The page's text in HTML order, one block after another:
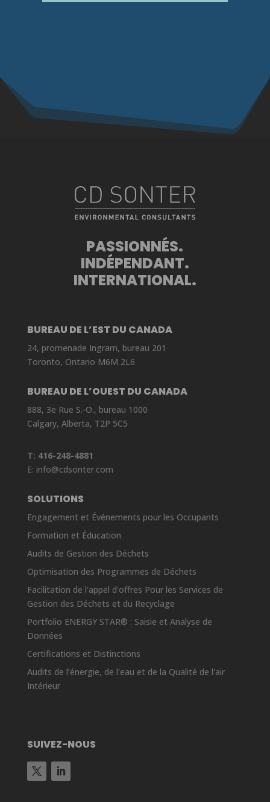
PASSIONNÉS.
INDÉPENDANT.
INTERNATIONAL.
BUREAU DE L’EST DU CANADA
24, promenade Ingram, bureau 201
Toronto, Ontario M6M 2L6
BUREAU DE L’OUEST DU CANADA
888, 3e Rue S.-O., bureau 1000
Calgary, Alberta, T2P 5C5
T: 416-248-4881
E: info@cdsonter.com
SOLUTIONS
Engagement et Événements pour les Occupants
Formation et Éducation
Audits de Gestion des Déchets
Optimisation des Programmes de Déchets
Facilitation de l'appel d'offres Pour les Services de
Gestion des Déchets et du Recyclage
Portfolio ENERGY STAR® : Saisie et Analyse de
Données
Certifications et Distinctions
Audits de l’énergie, de l'eau et de la Qualité de l'air
Intérieur
SUIVEZ-NOUS